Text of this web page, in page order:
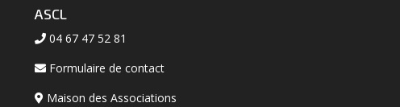
ASCL
04 67 47 52 81
Formulaire de contact
Maison des Associations